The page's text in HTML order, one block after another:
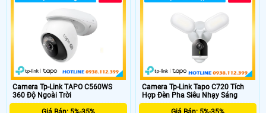
dung lượng tối đa lên đến 512Gb.
vào ban đêm, micro và loa cũng
được trang bị.
Camera Tp-Link TAPO C560WS
360 Độ Ngoài Trời
Camera Tp-Link Tapo C720 Tích
Hợp Đèn Pha Siêu Nhạy Sáng